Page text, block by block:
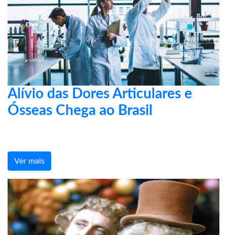
Alívio das Dores Articulares e
Ósseas Chega ao Brasil
Ver mais